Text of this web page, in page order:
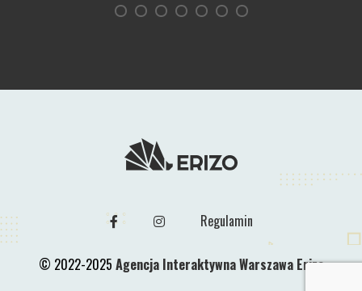
Regulamin
© 2022-2025 Agencja Interaktywna Warszawa Erizo